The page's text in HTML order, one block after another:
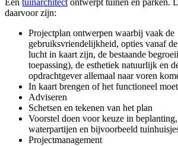
Een tuinarchitect ontwerpt tuinen en parken.
daarvoor zijn:
Projectplan ontwerpen waarbij vaak de
gebruiksvriendelijkheid, opties vanaf
lucht in kaart zijn, de bestaande
toepassing), de esthetiek natuurlijk en
opdrachtgever allemaal naar voren
In kaart brengen of het functioneel
Adviseren
Schetsen en tekenen van het plan
Voorstel doen voor keuze in
waterpartijen en bijvoorbeeld
Projectmanagement